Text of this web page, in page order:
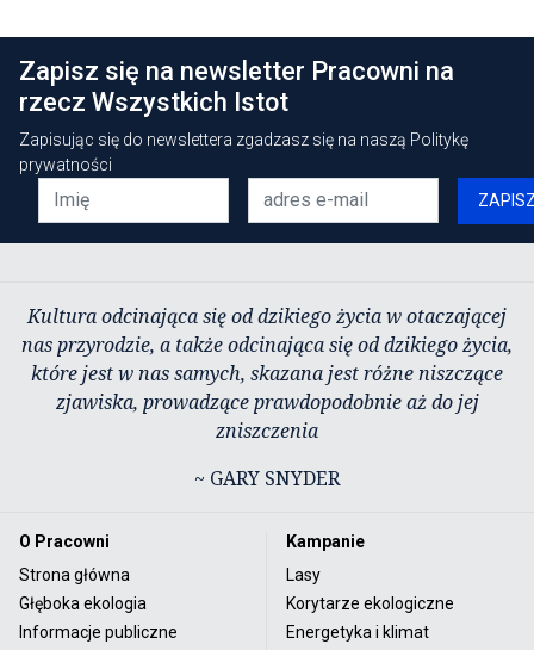
Zapisz się na newsletter Pracowni na
rzecz Wszystkich Istot
Zapisując się do newslettera zgadzasz się na naszą Politykę
prywatności
Kultura odcinająca się od dzikiego życia w otaczającej
nas przyrodzie, a także odcinająca się od dzikiego życia,
które jest w nas samych, skazana jest różne niszczące
zjawiska, prowadzące prawdopodobnie aż do jej
zniszczenia
~ GARY SNYDER
O Pracowni
Strona główna
Głęboka ekologia
Informacje publiczne
Kampanie
Lasy
Korytarze ekologiczne
Energetyka i klimat